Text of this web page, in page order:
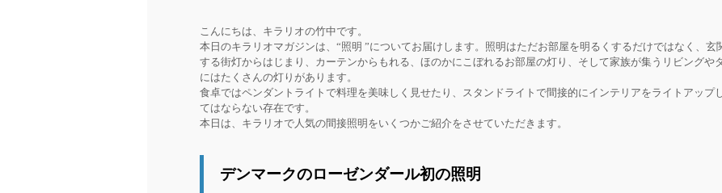
こんにちは、キラリオの竹中です。
本日のキラリオマガジンは、“照明 ”についてお届けします。照明はただお部屋を明るくするだけではなく、玄
する街灯からはじまり、カーテンからもれる、ほのかにこぼれるお部屋の灯り、そして家族が集うリビングや
にはたくさんの灯りがあります。
食卓ではペンダントライトで料理を美味しく見せたり、スタンドライトで間接的にインテリアをライトアップ
てはならない存在です。
本日は、キラリオで人気の間接照明をいくつかご紹介をさせていただきます。
デンマークのローゼンダール初の照明